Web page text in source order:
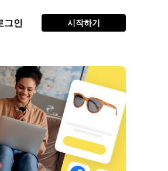
그인 시작하기